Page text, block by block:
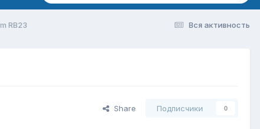
Вся активность
RB23
Share Подписчики 0